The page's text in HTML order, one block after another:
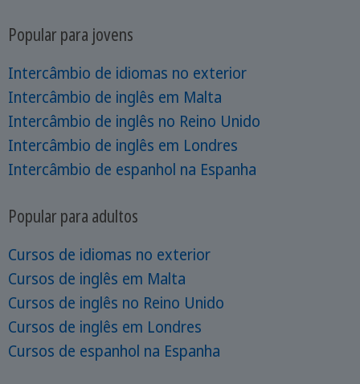
Popular para jovens
Intercâmbio de idiomas no exterior
Intercâmbio de inglês em Malta
Intercâmbio de inglês no Reino Unido
Intercâmbio de inglês em Londres
Intercâmbio de espanhol na Espanha
Popular para adultos
Cursos de idiomas no exterior
Cursos de inglês em Malta
Cursos de inglês no Reino Unido
Cursos de inglês em Londres
Cursos de espanhol na Espanha